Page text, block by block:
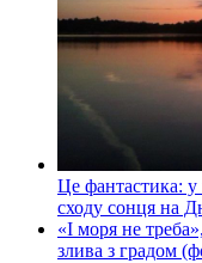
Це фантастика: у
сходу сонця на
«І моря не
злива з градом